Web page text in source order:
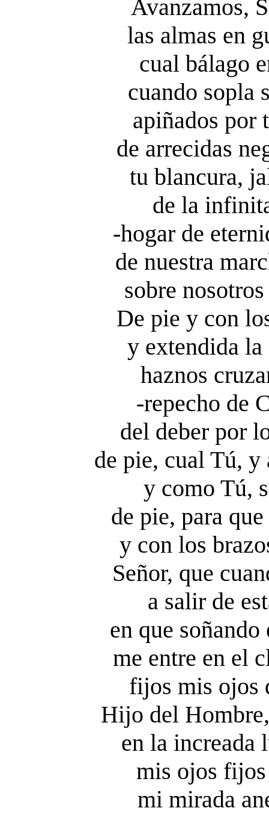
Avanzamos,
las almas en
cual bálago
cuando sopla
apiñados por
de arrecidas
tu blancura,
de la
-hogar de
de nuestra
sobre
De pie y con
y extendida la
haznos
-repecho de
del deber por
de pie, cual Tú, y
y como Tú,
de pie, para
y con los
Señor, que
a salir de
en que
me entre en el
fijos mis ojos
Hijo del
en la increada
mis ojos
mi mirada